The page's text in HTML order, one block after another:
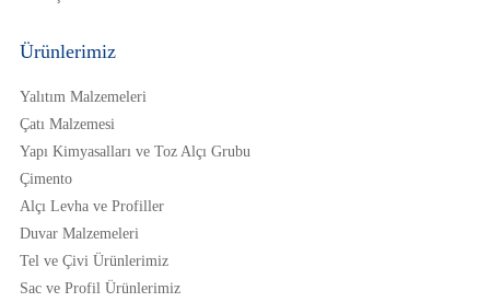
Ürünlerimiz
Yalıtım Malzemeleri
Çatı Malzemesi
Yapı Kimyasalları ve Toz Alçı Grubu
Çimento
Alçı Levha ve Profiller
Duvar Malzemeleri
Tel ve Çivi Ürünlerimiz
Sac ve Profil Ürünlerimiz